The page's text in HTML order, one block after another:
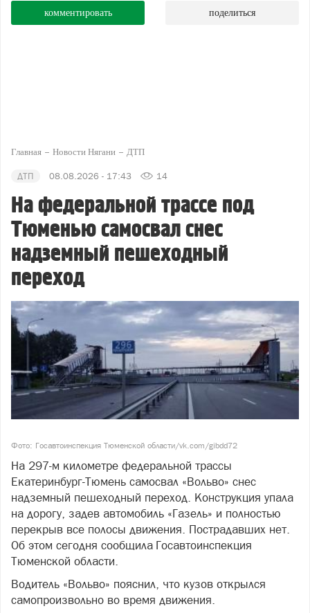
комментировать поделиться
Главная Новости Нягани ДТП
ДТП 08.08.2026 - 17:43 14
На федеральной трассе под
Тюменью самосвал снес
надземный пешеходный
переход
Фото: Госавтоинспекция Тюменской области/vk.com/gibdd72
На 297-м километре федеральной трассы
Екатеринбург-Тюмень самосвал «Вольво» снес
надземный пешеходный переход. Конструкция упала
на дорогу, задев автомобиль «Газель» и полностью
перекрыв все полосы движения. Пострадавших нет.
Об этом сегодня сообщила Госавтоинспекция
Тюменской области.
Водитель «Вольво» пояснил, что кузов открылся
самопроизвольно во время движения.